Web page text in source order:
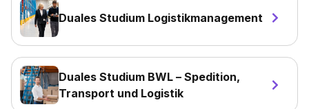
Duales Studium Logistikmanagement
Duales Studium BWL – Spedition,
Transport und Logistik